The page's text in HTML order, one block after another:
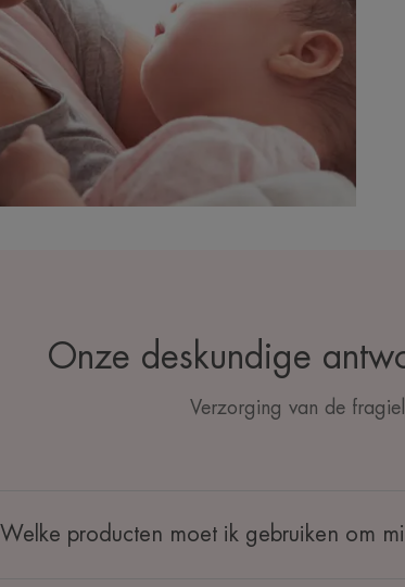
Onze deskundige
Verzorging van de
Welke producten moet ik gebruiken om